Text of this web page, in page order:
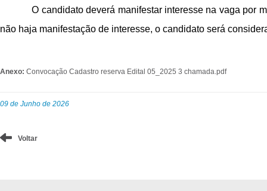
O candidato deverá manifestar interesse na vaga por
não haja manifestação de interesse, o candidato será
Anexo: Convocação Cadastro reserva Edital 05_2025 3 chamada.pdf
09 de Junho de 2026
Voltar